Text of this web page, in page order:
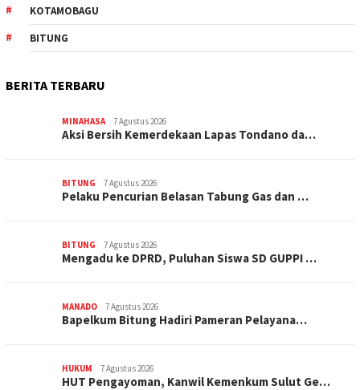
KOTAMOBAGU
BITUNG
BERITA TERBARU
MINAHASA 7 Agustus 2026
Aksi Bersih Kemerdekaan Lapas Tondano da…
BITUNG 7 Agustus 2026
Pelaku Pencurian Belasan Tabung Gas dan …
BITUNG 7 Agustus 2026
Mengadu ke DPRD, Puluhan Siswa SD GUPPI …
MANADO 7 Agustus 2026
‎Bapelkum Bitung Hadiri Pameran Pelayana…
HUKUM 7 Agustus 2026
HUT Pengayoman, Kanwil Kemenkum Sulut Ge…